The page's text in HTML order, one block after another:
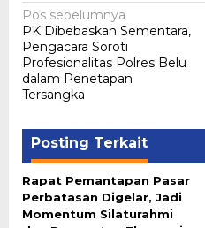
Navigasi
pos
Pos sebelumnya
PK Dibebaskan Sementara,
Pengacara Soroti
Profesionalitas Polres Belu
dalam Penetapan
Tersangka
Posting Terkait
Rapat Pemantapan Pasar
Perbatasan Digelar, Jadi
Momentum Silaturahmi